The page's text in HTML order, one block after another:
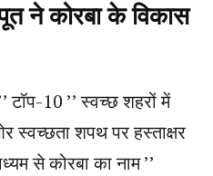
ने कोरबा के विकास
10 ’’ स्वच्छ शहरों में
स्वच्छता शपथ पर हस्ताक्षर
से कोरबा का नाम ’’